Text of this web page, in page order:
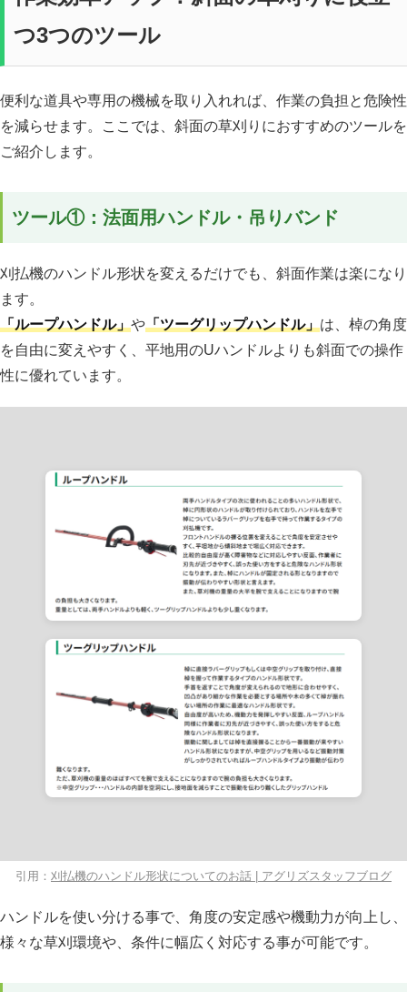
つ3つのツール
便利な道具や専用の機械を取り入れれば、作業の負担と危険性
を減らせます。ここでは、斜面の草刈りにおすすめのツールを
ご紹介します。
ツール①：法面用ハンドル・吊りバンド
刈払機のハンドル形状を変えるだけでも、斜面作業は楽になり
ます。
「ループハンドル」や「ツーグリップハンドル」は、棹の角度
を自由に変えやすく、平地用のUハンドルよりも斜面での操作
性に優れています。
引用： 刈払機のハンドル形状についてのお話 | アグリズスタッフブログ
ハンドルを使い分ける事で、角度の安定感や機動力が向上し、
様々な草刈環境や、条件に幅広く対応する事が可能です。